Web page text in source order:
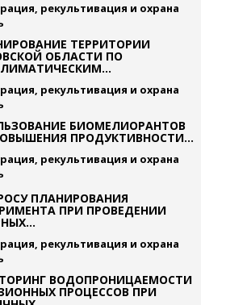
рекультивация и охрана
ТЕРРИТОРИИ
ОБЛАСТИ ПО
рекультивация и охрана
БИОМЕЛИОРАНТОВ
ПРОДУКТИВНОСТИ...
рекультивация и охрана
ПЛАНИРОВАНИЯ
ПРИ ПРОВЕДЕНИИ
рекультивация и охрана
ВОДОПРОНИЦАЕМОСТИ
ПРОЦЕССОВ ПРИ